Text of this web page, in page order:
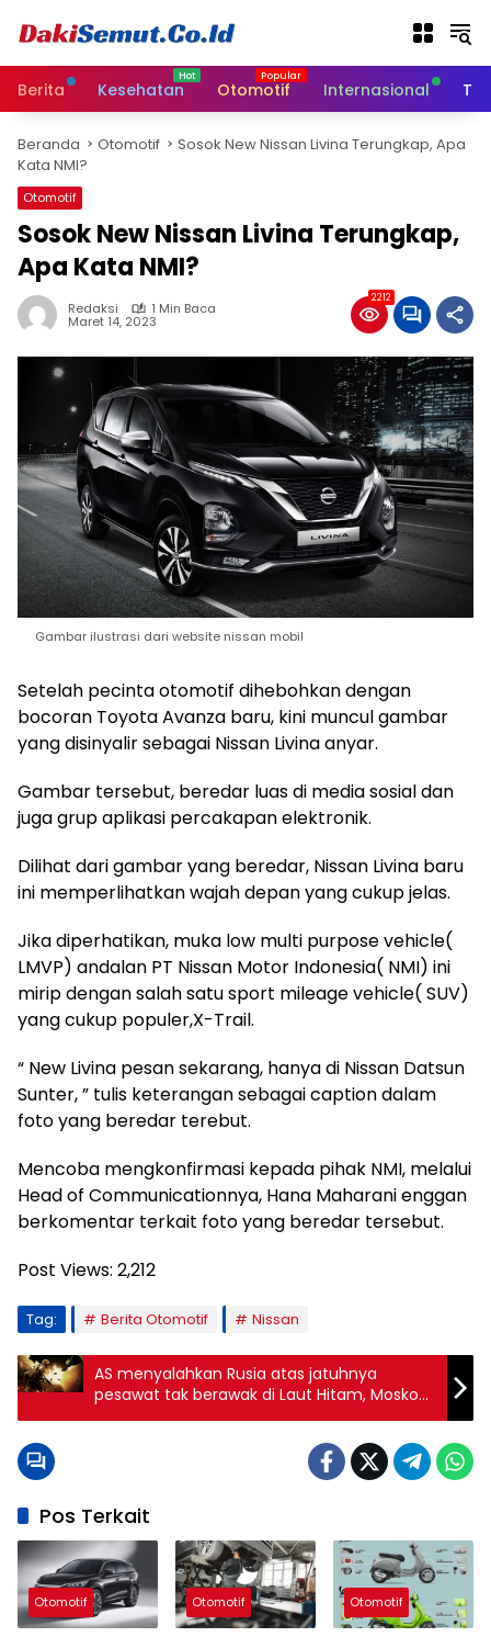
Berita Kesehatan Otomotif Internasional
Beranda Otomotif
Sosok New Nissan Livina Terungkap, Apa
Kata NMI?
Otomotif
Sosok New Nissan Livina Terungkap,
Apa Kata NMI?
Redaksi 1 Min Baca
Maret 14, 2023
2212
Gambar ilustrasi dari website nissan mobil
Setelah pecinta otomotif dihebohkan dengan
bocoran Toyota Avanza baru, kini muncul gambar
yang disinyalir sebagai Nissan Livina anyar.
Gambar tersebut, beredar luas di media sosial dan
juga grup aplikasi percakapan elektronik.
Dilihat dari gambar yang beredar, Nissan Livina baru
ini memperlihatkan wajah depan yang cukup jelas.
Jika diperhatikan, muka low multi purpose vehicle(
LMVP) andalan PT Nissan Motor Indonesia( NMI) ini
mirip dengan salah satu sport mileage vehicle( SUV)
yang cukup populer,X-Trail.
“ New Livina pesan sekarang, hanya di Nissan Datsun
Sunter, ” tulis keterangan sebagai caption dalam
foto yang beredar terebut.
Mencoba mengkonfirmasi kepada pihak NMI, melalui
Head of Communicationnya, Hana Maharani enggan
berkomentar terkait foto yang beredar tersebut.
Post Views: 2,212
Tag: Berita Otomotif Nissan
AS menyalahkan Rusia atas jatuhnya
pesawat tak berawak di Laut Hitam, Moskow
menyangkal
Pos Terkait
Otomotif Otomotif Otomotif